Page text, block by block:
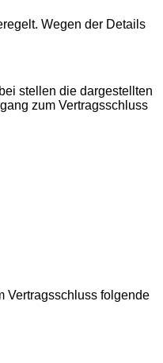
Wegen der Details
stellen die dargestellten
zum Vertragsschluss
Vertragsschluss folgende